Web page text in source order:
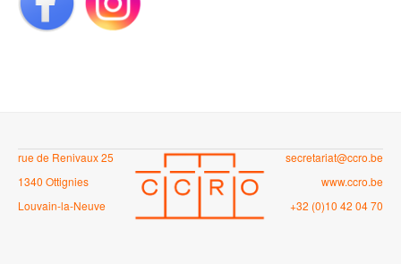
rue de Renivaux 25
1340 Ottignies
Louvain-la-Neuve
secretariat@ccro.be
www.ccro.be
+32 (0)10 42 04 70